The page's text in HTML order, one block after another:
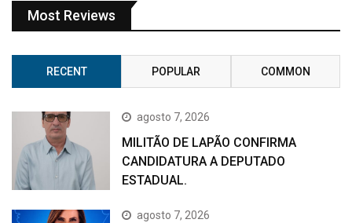
Most Reviews
RECENT POPULAR COMMON
agosto 7, 2026
MILITÃO DE LAPÃO CONFIRMA
CANDIDATURA A DEPUTADO
ESTADUAL.
agosto 7, 2026